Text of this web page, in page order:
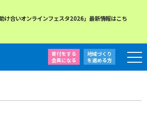
助け合いオンラインフェスタ2026」最新情報はこち
寄付をする
会員になる
地域づくり
を進める方